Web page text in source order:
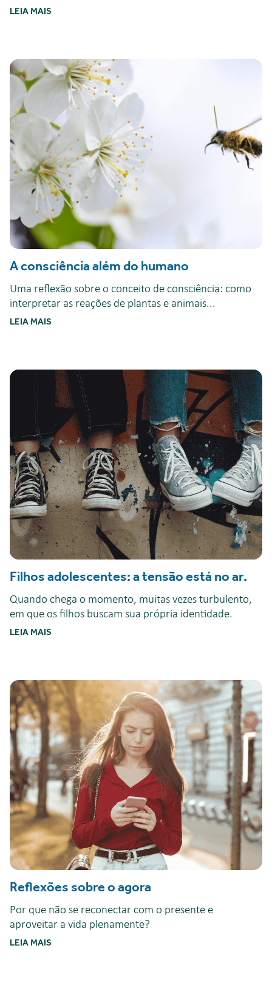
LEIA MAIS
A consciência além do humano
Uma reflexão sobre o conceito de consciência: como
interpretar as reações de plantas e animais...
LEIA MAIS
Filhos adolescentes: a tensão está no ar.
Quando chega o momento, muitas vezes turbulento,
em que os filhos buscam sua própria identidade.
LEIA MAIS
Reflexões sobre o agora
Por que não se reconectar com o presente e
aproveitar a vida plenamente?
LEIA MAIS